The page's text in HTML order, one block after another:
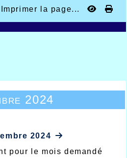
Imprimer la page...
2024
2024
pour le mois demandé